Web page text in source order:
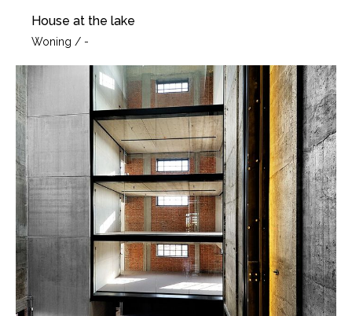
House at the lake
Woning / -